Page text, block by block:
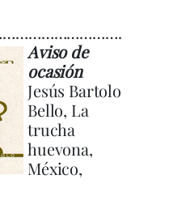
Aviso de
ocasión
Jesús Bartolo
Bello, La
trucha
huevona,
México,